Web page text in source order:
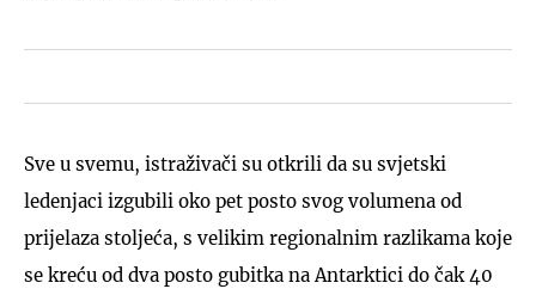
Sve u svemu, istraživači su otkrili da su svjetski
ledenjaci izgubili oko pet posto svog volumena od
prijelaza stoljeća, s velikim regionalnim razlikama koje
se kreću od dva posto gubitka na Antarktici do čak 40